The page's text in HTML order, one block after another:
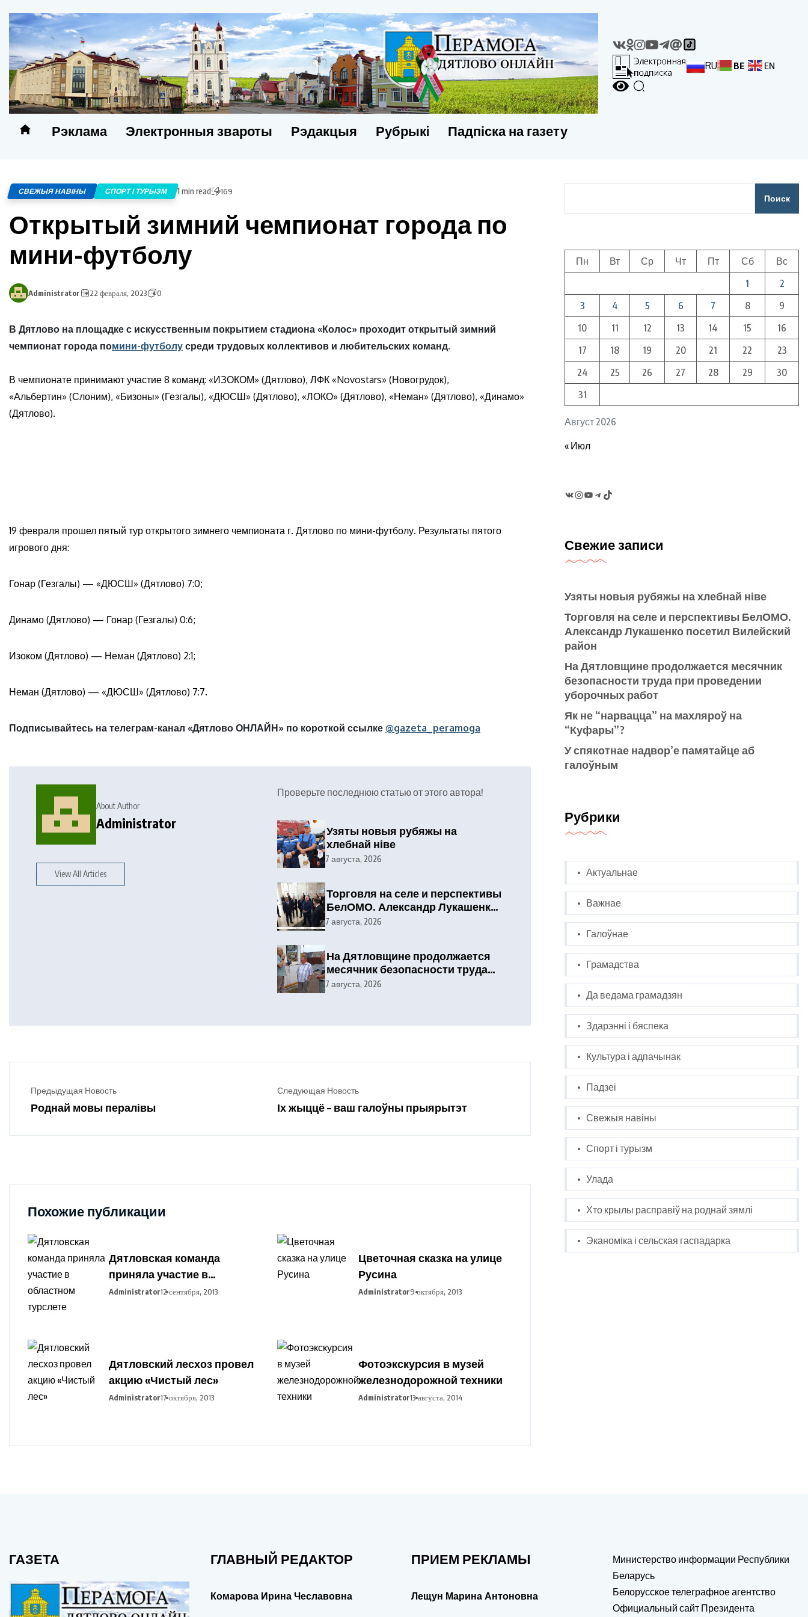
Рэклама Электронныя звароты Рэдакцыя Рубрыкi Падпіска на газету
RU BE EN
СВЕЖЫЯ НАВІНЫ СПОРТ І ТУРЫЗМ 1 min read 169
Открытый зимний чемпионат города по
мини-футболу
Administrator 22 февраля, 2023 0
В Дятлово на площадке с искусственным покрытием стадиона «Колос» проходит открытый зимний
чемпионат города помини-футболу среди трудовых коллективов и любительских команд.
В чемпионате принимают участие 8 команд: «ИЗОКОМ» (Дятлово), ЛФК «Novostars» (Новогрудок),
«Альбертин» (Слоним), «Бизоны» (Гезгалы), «ДЮСШ» (Дятлово), «ЛОКО» (Дятлово), «Неман» (Дятлово), «Динамо»
(Дятлово).
19 февраля прошел пятый тур открытого зимнего чемпионата г. Дятлово по мини-футболу. Результаты пятого
игрового дня:
Гонар (Гезгалы) — «ДЮСШ» (Дятлово) 7:0;
Динамо (Дятлово) — Гонар (Гезгалы) 0:6;
Изоком (Дятлово) — Неман (Дятлово) 2:1;
Неман (Дятлово) — «ДЮСШ» (Дятлово) 7:7.
Подписывайтесь на телеграм-канал «Дятлово ОНЛАЙН» по короткой ссылке @gazeta_peramoga
About Author
Administrator
View All Articles
Проверьте последнюю статью от этого автора!
Узяты новыя рубяжы на
хлебнай ніве
7 августа, 2026
Торговля на селе и перспективы
БелОМО. Александр Лукашенко
посетил Вилейский район
7 августа, 2026
На Дятловщине продолжается
месячник безопасности труда
при проведении уборочных
7 августа, 2026
Предыдущая Новость
Роднай мовы пералівы
Следующая Новость
Іх жыццё – ваш галоўны прыярытэт
Похожие публикации
Дятловская команда
приняла участие в
областном турслете
Administrator12 сентября, 2013
Цветочная сказка на улице
Русина
Administrator9 октября, 2013
Дятловский лесхоз провел
акцию «Чистый лес»
Administrator17 октября, 2013
Фотоэкскурсия в музей
железнодорожной техники
Administrator13 августа, 2014
Поиск
Август 2026
Пн Вт Ср Чт Пт Сб
Вс
1
2
3
4 5 6 7 8
9
10
11 12 13 14 15
16
17
18 19 20 21 22
23
24
25 26 27 28 29
30
31
« Июл
Instagram
YouTubeTelegram
TikTok
Свежие записи
Узяты новыя рубяжы на хлебнай ніве
Торговля на селе и перспективы БелОМО.
Александр Лукашенко посетил Вилейский
район
На Дятловщине продолжается месячник
безопасности труда при проведении
уборочных работ
Як не “нарвацца” на махляроў на
“Куфары”?
У спякотнае надвор’е памятайце аб
галоўным
Рубрики
Актуальнае
Важнае
Галоўнае
Грамадства
Да ведама грамадзян
Здарэнні і бяспека
Культура і адпачынак
Падзеі
Свежыя навіны
Спорт і турызм
Улада
Хто крылы расправіў на роднай зямлі
Эканоміка і сельская гаспадарка
ГАЗЕТА ГЛАВНЫЙ РЕДАКТОР
Комарова Ирина Чеславовна
ПРИЕМ РЕКЛАМЫ
Лещун Марина Антоновна
Министерство информации Республики
Беларусь
Белорусское телеграфное агентство
Официальный сайт Президента